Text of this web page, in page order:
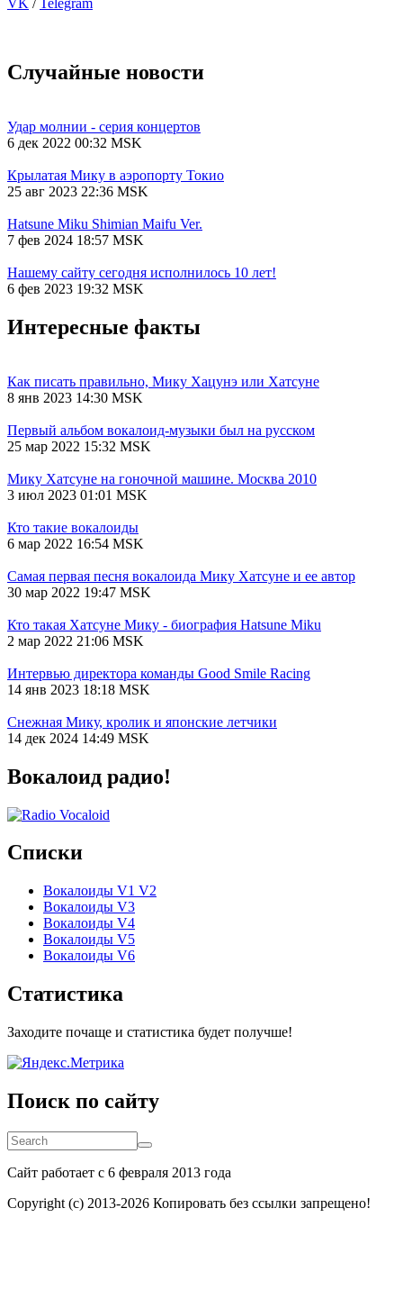
VK /Telegram
Случайные новости
Удар молнии - серия концертов
6 дек 2022 00:32 MSK
Крылатая Мику в аэропорту Токио
25 авг 2023 22:36 MSK
Hatsune Miku Shimian Maifu Ver.
7 фев 2024 18:57 MSK
Нашему сайту сегодня исполнилось 10 лет!
6 фев 2023 19:32 MSK
Интересные факты
Как писать правильно, Мику Хацунэ или Хатсуне
8 янв 2023 14:30 MSK
Первый альбом вокалоид-музыки был на русском
25 мар 2022 15:32 MSK
Мику Хатсуне на гоночной машине. Москва 2010
3 июл 2023 01:01 MSK
Кто такие вокалоиды
6 мар 2022 16:54 MSK
Самая первая песня вокалоида Мику Хатсуне и ее автор
30 мар 2022 19:47 MSK
Кто такая Хатсуне Мику - биография Hatsune Miku
2 мар 2022 21:06 MSK
Интервью директора команды Good Smile Racing
14 янв 2023 18:18 MSK
Снежная Мику, кролик и японские летчики
14 дек 2024 14:49 MSK
Вокалоид радио!
Списки
Вокалоиды V1 V2
Вокалоиды V3
Вокалоиды V4
Вокалоиды V5
Вокалоиды V6
Статистика
Заходите почаще и статистика будет получше!
Поиск по сайту
Search
Search
Сайт работает с 6 февраля 2013 года
Copyright (c) 2013-2026 Копировать без ссылки запрещено!